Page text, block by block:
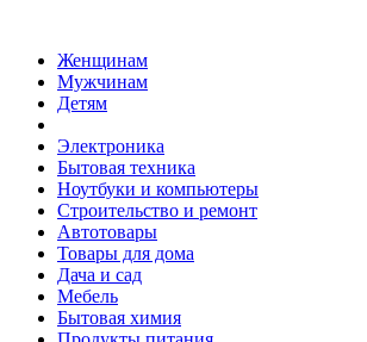
Женщинам
Мужчинам
Детям
Электроника
Бытовая техника
Ноутбуки и компьютеры
Строительство и ремонт
Автотовары
Товары для дома
Дача и сад
Мебель
Бытовая химия